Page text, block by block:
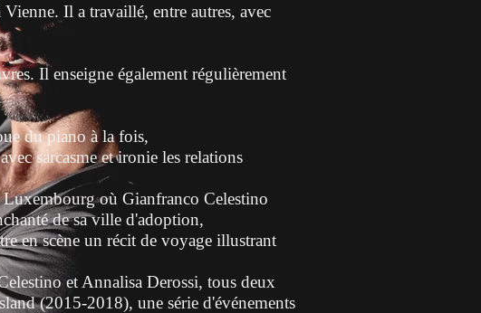
Il a travaillé, entre autres, avec
Il enseigne également régulièrement
du piano à la fois,
sarcasme et ironie les relations
où Gianfranco Celestino
de sa ville d'adoption,
en scène un récit de voyage illustrant
et Annalisa Derossi, tous deux
(2015-2018), une série d'événements